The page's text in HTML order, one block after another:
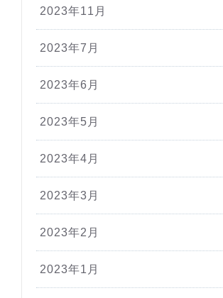
2023年11月
2023年7月
2023年6月
2023年5月
2023年4月
2023年3月
2023年2月
2023年1月